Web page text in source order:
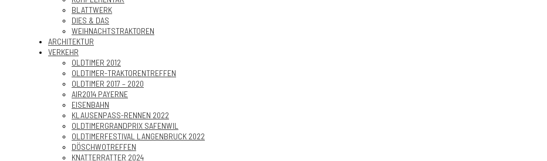
BLATTWERK
DIES & DAS
WEIHNACHTSTRAKTOREN
ARCHITEKTUR
VERKEHR
OLDTIMER 2012
OLDTIMER-TRAKTORENTREFFEN
OLDTIMER 2017 – 2020
AIR2014 PAYERNE
EISENBAHN
KLAUSENPASS-RENNEN 2022
OLDTIMERGRANDPRIX SAFENWIL
OLDTIMERFESTIVAL LANGENBRUCK 2022
DÖSCHWOTREFFEN
KNATTERRATTER 2024